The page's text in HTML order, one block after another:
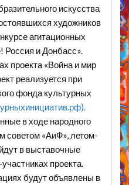
искусства
художников
агитационных
Россия и Донбасс».
проекта «Война и мир
реализуется при
фонда культурных
в ходе народного
советом «АиФ», летом-
в выставочные
проекта.
будут объявлены в